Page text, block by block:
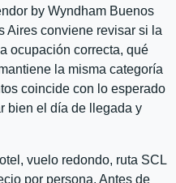
by Wyndham Buenos
Aires conviene revisar si la
ocupación correcta, qué
la misma categoría
coincide con lo esperado
bien el día de llegada y
vuelo redondo, ruta SCL
por persona. Antes de